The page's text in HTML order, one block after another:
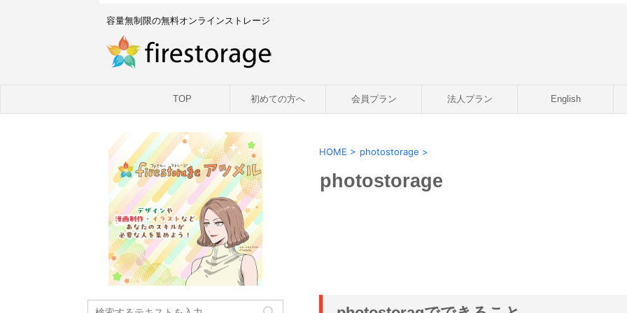
容量無制限の無料オンラインストレージ
TOP 初めての方へ 会員プラン 法人プラン English
HOME > photostorage >
photostorage